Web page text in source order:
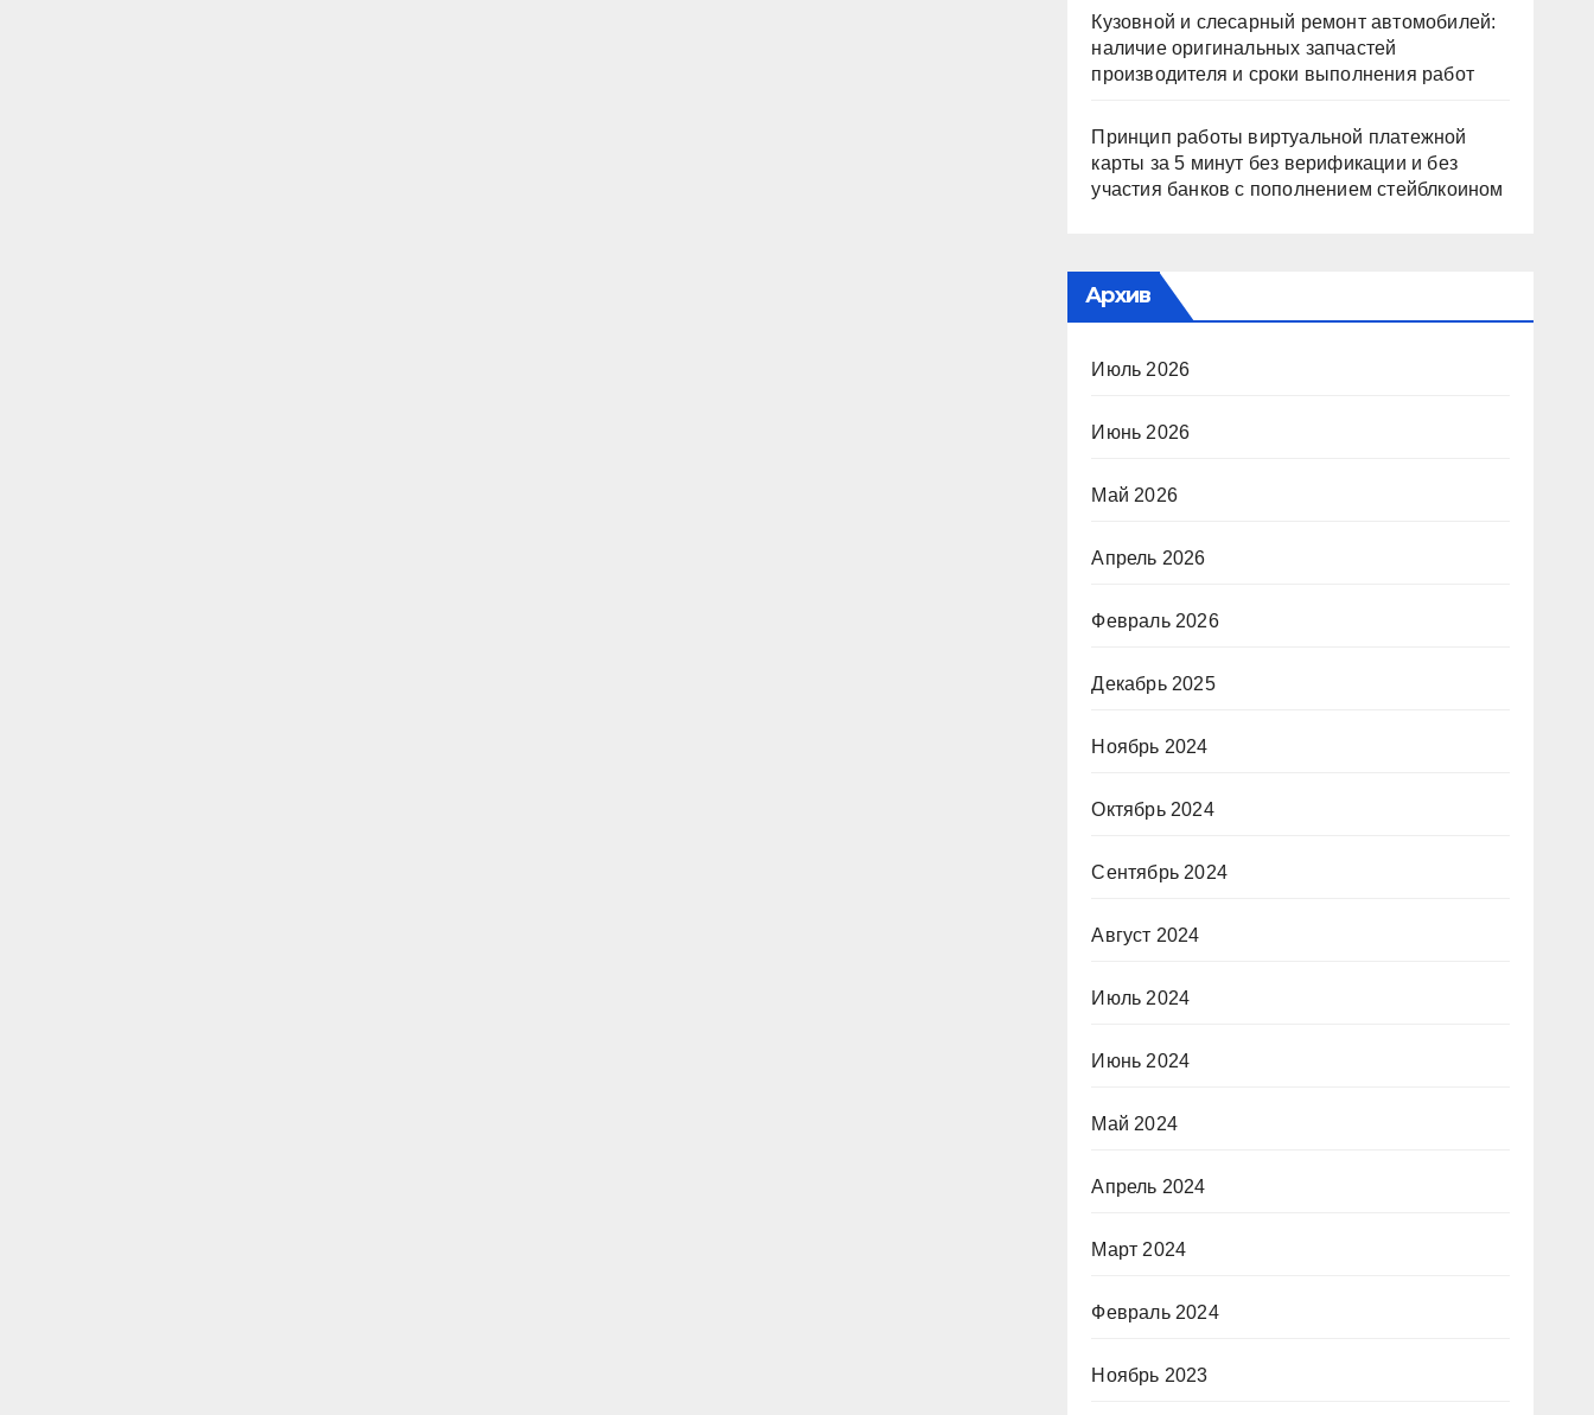
Кузовной и слесарный ремонт автомобилей:
наличие оригинальных запчастей
производителя и сроки выполнения работ
Принцип работы виртуальной платежной
карты за 5 минут без верификации и без
участия банков с пополнением стейблкоином
Архив
Июль 2026
Июнь 2026
Май 2026
Апрель 2026
Февраль 2026
Декабрь 2025
Ноябрь 2024
Октябрь 2024
Сентябрь 2024
Август 2024
Июль 2024
Июнь 2024
Май 2024
Апрель 2024
Март 2024
Февраль 2024
Ноябрь 2023